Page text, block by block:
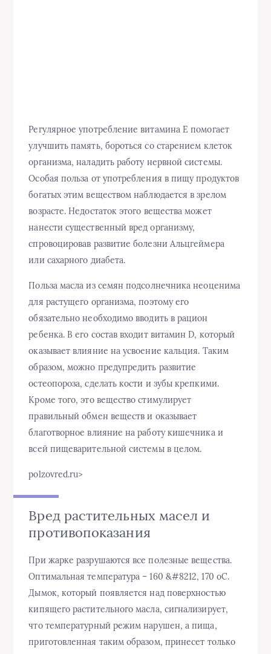
Регулярное употребление витамина Е помогает
улучшить память, бороться со старением клеток
организма, наладить работу нервной системы.
Особая польза от употребления в пищу продуктов
богатых этим веществом наблюдается в зрелом
возрасте. Недостаток этого вещества может
нанести существенный вред организму,
спровоцировав развитие болезни Альцгеймера
или сахарного диабета.
Польза масла из семян подсолнечника неоценима
для растущего организма, поэтому его
обязательно необходимо вводить в рацион
ребенка. В его состав входит витамин D, который
оказывает влияние на усвоение кальция. Таким
образом, можно предупредить развитие
остеопороза, сделать кости и зубы крепкими.
Кроме того, это вещество стимулирует
правильный обмен веществ и оказывает
благотворное влияние на работу кишечника и
всей пищеварительной системы в целом.
polzovred.ru⁪>
Вред растительных масел и
противопоказания
При жарке разрушаются все полезные вещества.
Оптимальная температура – 160 &#8212, 170 oC.
Дымок, который появляется над поверхностью
кипящего растительного масла, сигнализирует,
что температурный режим нарушен, а пища,
приготовленная таким образом, принесет только